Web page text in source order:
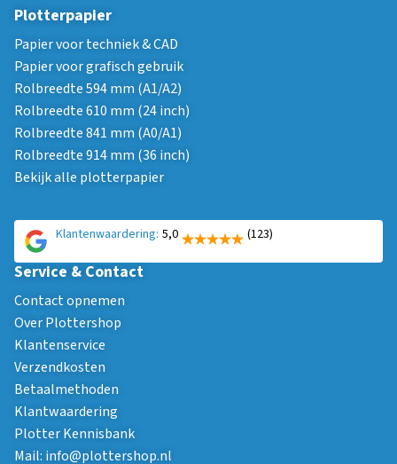
Plotterpapier
Papier voor techniek & CAD
Papier voor grafisch gebruik
Rolbreedte 594 mm (A1/A2)
Rolbreedte 610 mm (24 inch)
Rolbreedte 841 mm (A0/A1)
Rolbreedte 914 mm (36 inch)
Bekijk alle plotterpapier
Klantenwaardering: 5,0 (123)
Service & Contact
Contact opnemen
Over Plottershop
Klantenservice
Verzendkosten
Betaalmethoden
Klantwaardering
Plotter Kennisbank
Mail: info@plottershop.nl